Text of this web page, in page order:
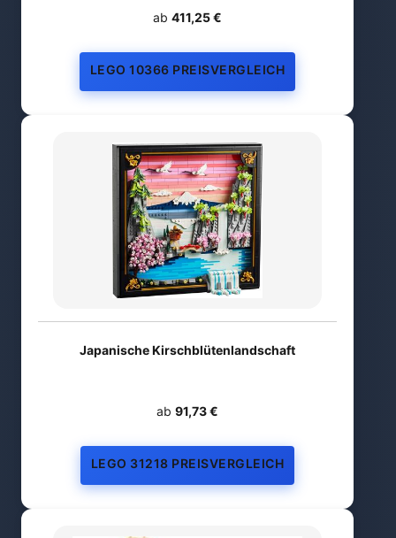
ab 411,25 €
LEGO 10366 PREISVERGLEICH
Japanische Kirschblütenlandschaft
ab 91,73 €
LEGO 31218 PREISVERGLEICH